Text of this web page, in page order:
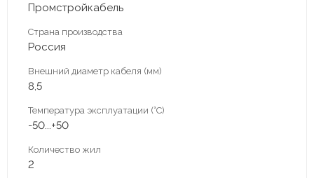
Промстройкабель
Страна производства
Россия
Внешний диаметр кабеля (мм)
8,5
Температура эксплуатации (°С)
-50...+50
Количество жил
2